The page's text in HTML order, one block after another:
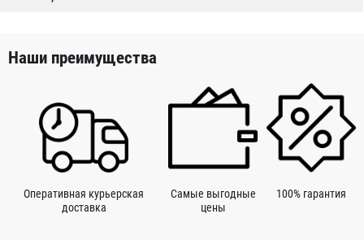
Наши преимущества
Оперативная курьерская
доставка
Самые выгодные
цены
100% гарантия